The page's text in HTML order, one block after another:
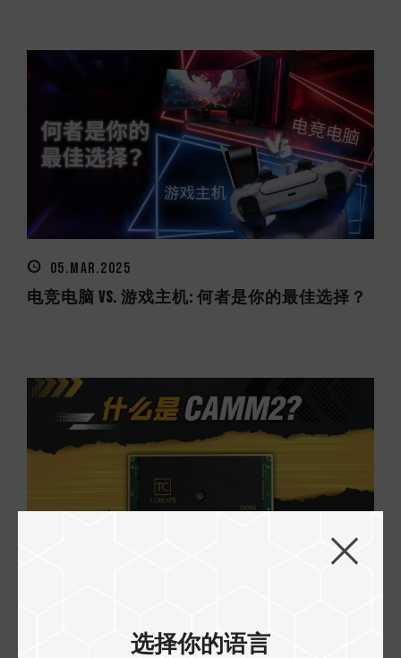
05.MAR.2025
电竞电脑 VS. 游戏主机: 何者是你的最佳选择？
选择你的语言